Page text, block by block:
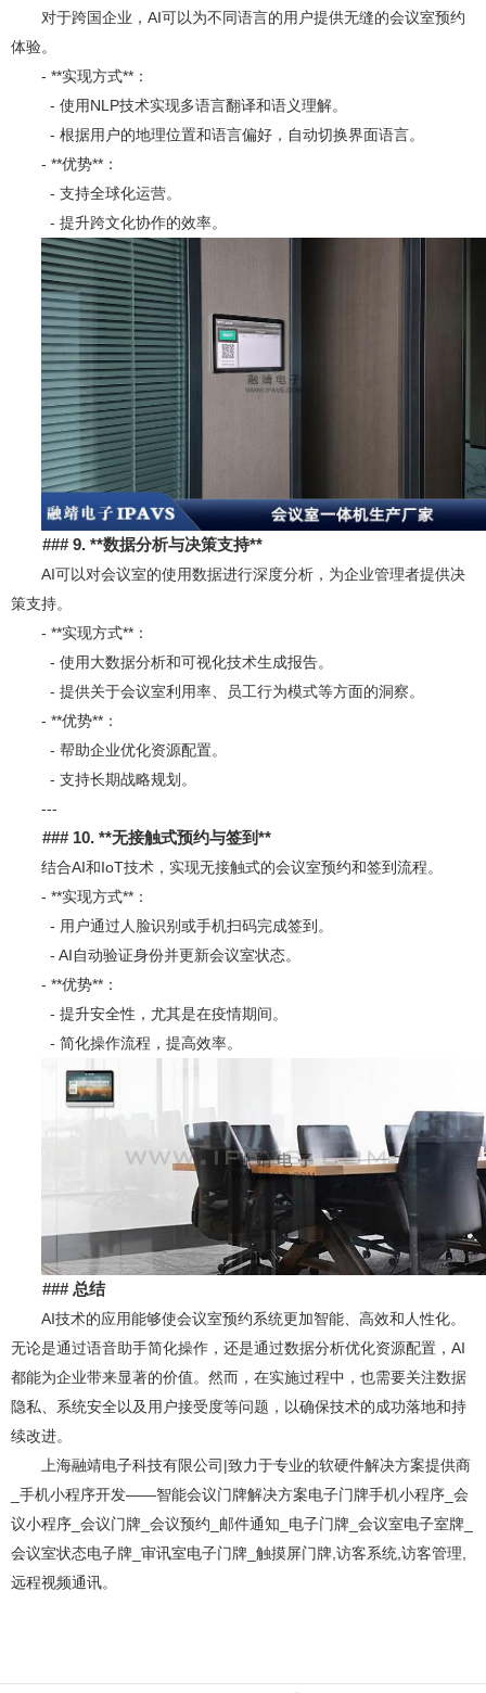
对于跨国企业，AI可以为不同语言的用户提供无缝的会议室预约
体验。
- **实现方式**：
- 使用NLP技术实现多语言翻译和语义理解。
- 根据用户的地理位置和语言偏好，自动切换界面语言。
- **优势**：
- 支持全球化运营。
- 提升跨文化协作的效率。
### 9. **数据分析与决策支持**
AI可以对会议室的使用数据进行深度分析，为企业管理者提供决
策支持。
- **实现方式**：
- 使用大数据分析和可视化技术生成报告。
- 提供关于会议室利用率、员工行为模式等方面的洞察。
- **优势**：
- 帮助企业优化资源配置。
- 支持长期战略规划。
---
### 10. **无接触式预约与签到**
结合AI和IoT技术，实现无接触式的会议室预约和签到流程。
- **实现方式**：
- 用户通过人脸识别或手机扫码完成签到。
- AI自动验证身份并更新会议室状态。
- **优势**：
- 提升安全性，尤其是在疫情期间。
- 简化操作流程，提高效率。
### 总结
AI技术的应用能够使会议室预约系统更加智能、高效和人性化。
无论是通过语音助手简化操作，还是通过数据分析优化资源配置，AI
都能为企业带来显著的价值。然而，在实施过程中，也需要关注数据
隐私、系统安全以及用户接受度等问题，以确保技术的成功落地和持
续改进。
上海融靖电子科技有限公司|致力于专业的软硬件解决方案提供商
_手机小程序开发——智能会议门牌解决方案电子门牌手机小程序_会
议小程序_会议门牌_会议预约_邮件通知_电子门牌_会议室电子室牌_
会议室状态电子牌_审讯室电子门牌_触摸屏门牌,访客系统,访客管理,
远程视频通讯。